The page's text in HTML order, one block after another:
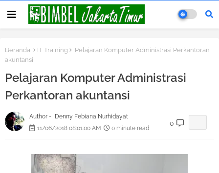
Beranda IT Training
Pelajaran Komputer Administrasi Perkantoran
akuntansi
Pelajaran Komputer Administrasi
Perkantoran akuntansi
Author -
Denny Febiana Nurhidayat
11/06/2018 08:01:00 AM
0 minute read
0